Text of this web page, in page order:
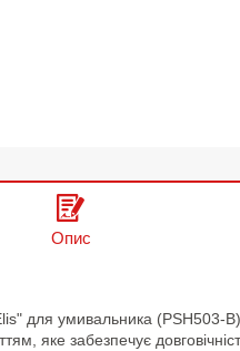
Опис
для умивальника (PSH503-B)
яке забезпечує